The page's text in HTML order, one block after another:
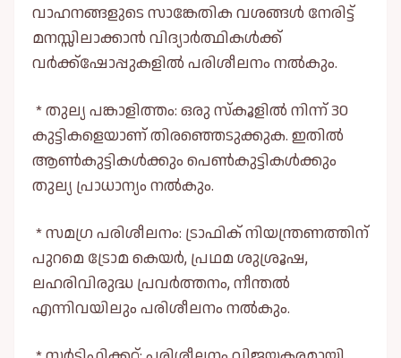
വാഹനങ്ങളുടെ സാങ്കേതിക വശങ്ങൾ നേരിട്ട്
മനസ്സിലാക്കാൻ വിദ്യാർത്ഥികൾക്ക്
വർക്ക്‌ഷോപ്പുകളിൽ പരിശീലനം നൽകും.
* തുല്യ പങ്കാളിത്തം: ഒരു സ്കൂളിൽ നിന്ന് 30
കുട്ടികളെയാണ് തിരഞ്ഞെടുക്കുക. ഇതിൽ
ആൺകുട്ടികൾക്കും പെൺകുട്ടികൾക്കും
തുല്യ പ്രാധാന്യം നൽകും.
* സമഗ്ര പരിശീലനം: ട്രാഫിക് നിയന്ത്രണത്തിന്
പുറമെ ട്രോമ കെയർ, പ്രഥമ ശുശ്രൂഷ,
ലഹരിവിരുദ്ധ പ്രവർത്തനം, നീന്തൽ
എന്നിവയിലും പരിശീലനം നൽകും.